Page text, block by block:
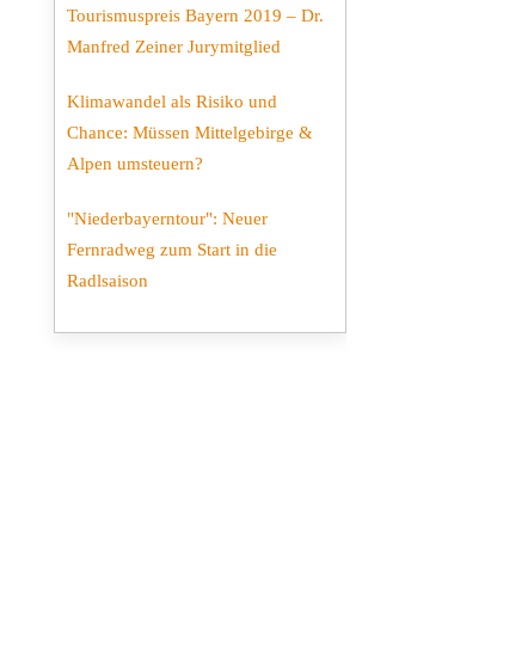
Tourismuspreis Bayern 2019 – Dr.
Manfred Zeiner Jurymitglied
Klimawandel als Risiko und
Chance: Müssen Mittelgebirge &
Alpen umsteuern?
"Niederbayerntour": Neuer
Fernradweg zum Start in die
Radlsaison